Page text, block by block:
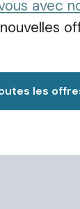
avec
les